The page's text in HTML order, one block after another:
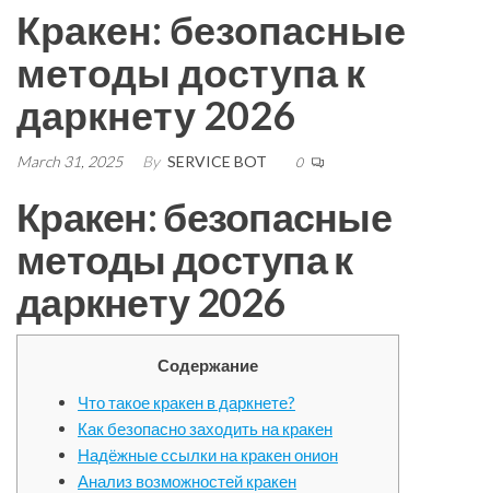
Кракен: безопасные
методы доступа к
даркнету 2026
March 31, 2025 By SERVICE BOT 0
Кракен: безопасные
методы доступа к
даркнету 2026
Содержание
Что такое кракен в даркнете?
Как безопасно заходить на кракен
Надёжные ссылки на кракен онион
Анализ возможностей кракен